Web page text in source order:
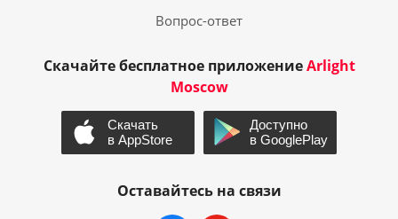
Вопрос-ответ
Скачайте бесплатное приложениеArlight
Moscow
Оставайтесь на связи